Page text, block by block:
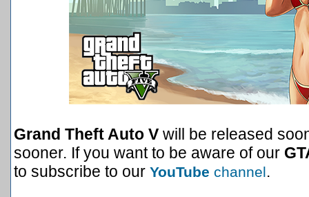
Grand Theft Auto V will be released
sooner. If you want to be aware of our
to subscribe to our YouTube channel.